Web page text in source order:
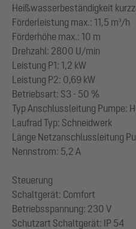
Heißwasserbeständigkeit
Förderleistung max.: 11,5 m³/h
Förderhöhe max.: 10 m
Drehzahl: 2800 U/min
Leistung P1: 1,2 kW
Leistung P2: 0,69 kW
Betriebsart: S3 - 50 %
Typ Anschlussleitung Pumpe:
Laufrad Typ: Schneidwerk
Länge Netzanschlussleitung
Nennstrom: 5,2 A
Steuerung
Schaltgerät: Comfort
Betriebsspannung: 230 V
Schutzart Schaltgerät: IP 54